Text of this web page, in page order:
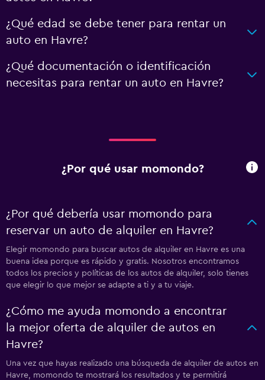
¿Qué edad se debe tener para rentar un
auto en Havre?
¿Qué documentación o identificación
necesitas para rentar un auto en Havre?
¿Por qué usar momondo?
¿Por qué debería usar momondo para
reservar un auto de alquiler en Havre?
Elegir momondo para buscar autos de alquiler en Havre es una
buena idea porque es rápido y gratis. Nosotros encontramos
todos los precios y políticas de los autos de alquiler, solo tienes
que elegir lo que mejor se adapte a ti y a tu viaje.
¿Cómo me ayuda momondo a encontrar
la mejor oferta de alquiler de autos en
Havre?
Una vez que hayas realizado una búsqueda de alquiler de autos en
Havre, momondo te mostrará los resultados y te permitirá